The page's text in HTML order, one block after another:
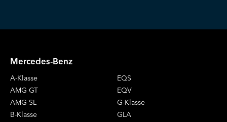
Mercedes-Benz
A-Klasse
AMG GT
AMG SL
B-Klasse
EQS
EQV
G-Klasse
GLA